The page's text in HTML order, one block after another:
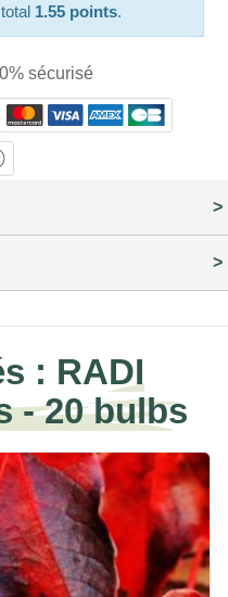
1.55 points.
sécurisé
: RADI
- 20 bulbs